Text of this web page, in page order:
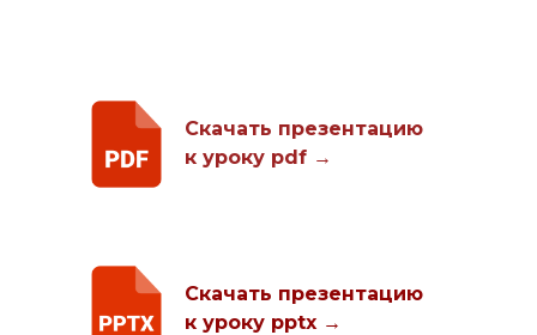
Скачать презентацию
к уроку pdf →
Скачать презентацию
к уроку pptx →